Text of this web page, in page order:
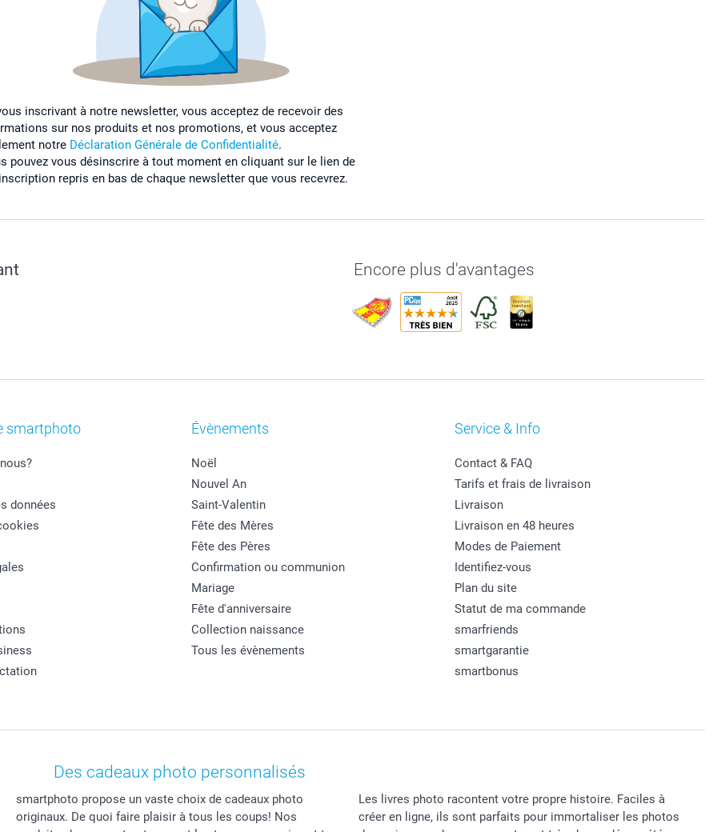
inscrivant à notre newsletter, vous acceptez de recevoir des
sur nos produits et nos promotions, et vous acceptez
notre Déclaration Générale de Confidentialité.
pouvez vous désinscrire à tout moment en cliquant sur le lien de
repris en bas de chaque newsletter que vous recevrez.
Encore plus d'avantages
smartphoto
données
Évènements
Noël
Nouvel An
Saint-Valentin
Fête des Mères
Fête des Pères
Confirmation ou communion
Mariage
Fête d'anniversaire
Collection naissance
Tous les évènements
Service & Info
Contact & FAQ
Tarifs et frais de livraison
Livraison
Livraison en 48 heures
Modes de Paiement
Identifiez-vous
Plan du site
Statut de ma commande
smarfriends
smartgarantie
smartbonus
Des cadeaux photo personnalisés
smartphoto propose un vaste choix de cadeaux photo
originaux. De quoi faire plaisir à tous les coups! Nos
Les livres photo racontent votre propre histoire. Faciles à
créer en ligne, ils sont parfaits pour immortaliser les photos